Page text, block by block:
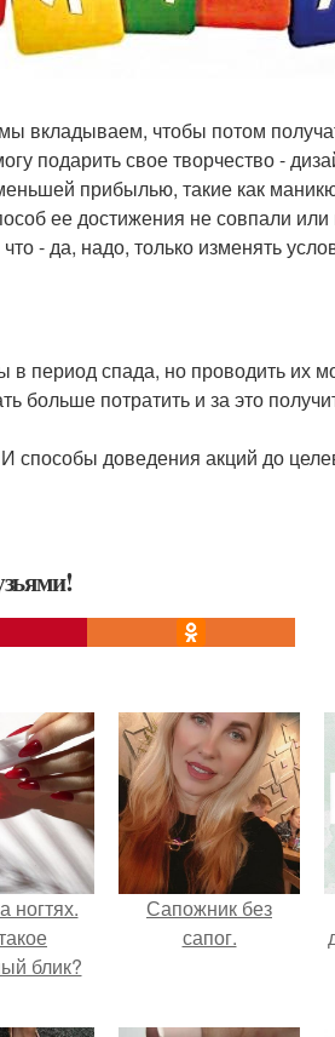
вкладываем, чтобы потом
подарить свое творчество -
прибылью, такие как
ее достижения не совпали
- да, надо, только изменять
в период спада, но проводить их
больше потратить и за это
способы доведения акций до
ногтях.
блик?
Сапожник без
сапог.